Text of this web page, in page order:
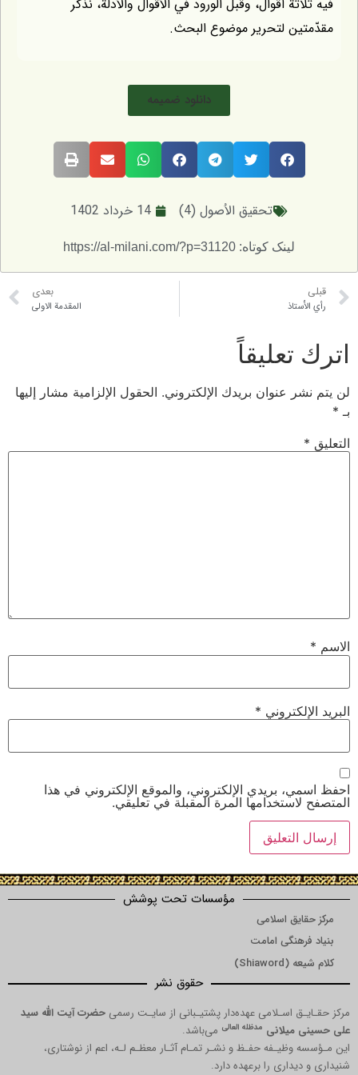
أقوال، وقبل الورود في الأقوال والأدلّة، نذكر
لتحرير موضوع البحث.
دانلود ضمیمه
تحقيق الاُصول (4) 14 خرداد 1402
عنوان بريدك الإلكتروني. الحقول الإلزامية مشار إليها
*
بريدي الإلكتروني، والموقع الإلكتروني في هذا
المرة المقبلة في تعليقي.
مؤسسات تحت پوشش
اسلامی
امامت
حقوق نشر
اسـلامی عهده‌دار پشتیـبانی از سایـت رسمیحضرت آیت الله سید
مدظله العالیمی‌باشد.
حفـظ و نشـر تمـام آثـار معظـم لـه، اعم از نوشتاری،
را برعهده دارد.